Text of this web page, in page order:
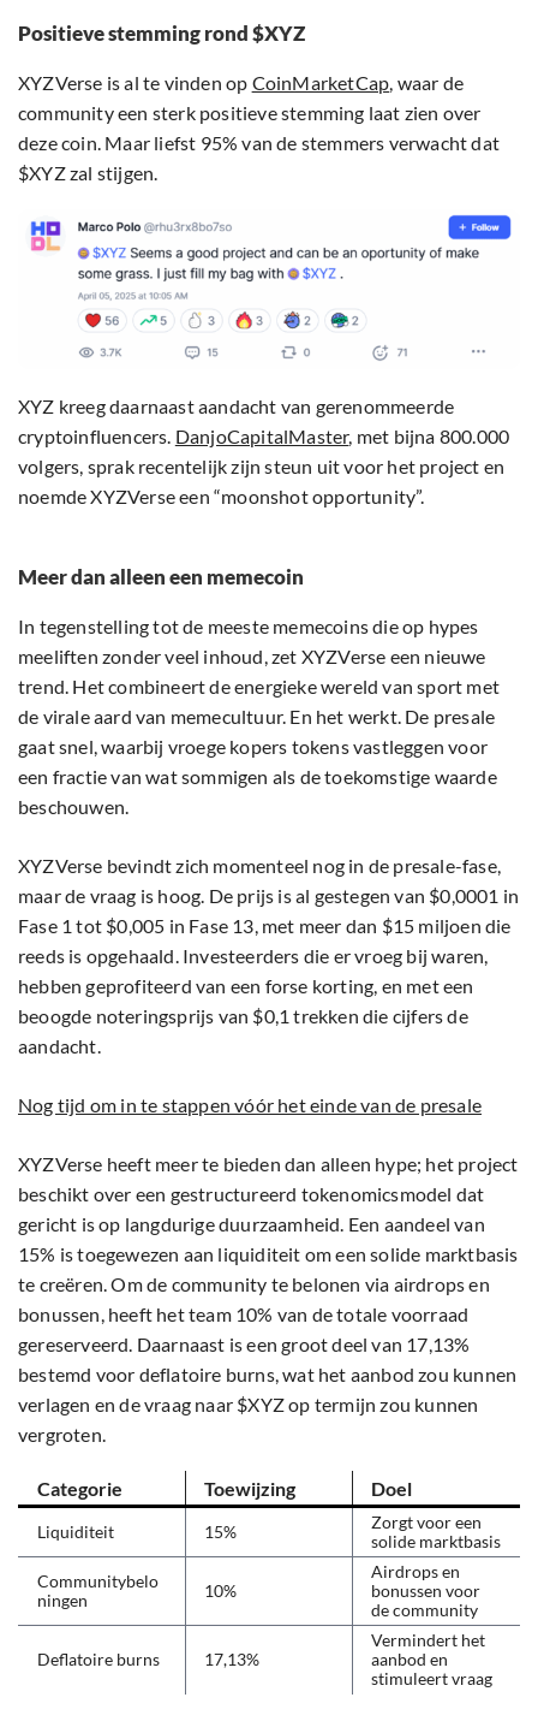
Positieve stemming rond $XYZ
XYZVerse is al te vinden op CoinMarketCap, waar de
community een sterk positieve stemming laat zien over
deze coin. Maar liefst 95% van de stemmers verwacht dat
$XYZ zal stijgen.
XYZ kreeg daarnaast aandacht van gerenommeerde
cryptoinfluencers. DanjoCapitalMaster, met bijna 800.000
volgers, sprak recentelijk zijn steun uit voor het project en
noemde XYZVerse een “moonshot opportunity”.
Meer dan alleen een memecoin
In tegenstelling tot de meeste memecoins die op hypes
meeliften zonder veel inhoud, zet XYZVerse een nieuwe
trend. Het combineert de energieke wereld van sport met
de virale aard van memecultuur. En het werkt. De presale
gaat snel, waarbij vroege kopers tokens vastleggen voor
een fractie van wat sommigen als de toekomstige waarde
beschouwen.
XYZVerse bevindt zich momenteel nog in de presale-fase,
maar de vraag is hoog. De prijs is al gestegen van $0,0001 in
Fase 1 tot $0,005 in Fase 13, met meer dan $15 miljoen die
reeds is opgehaald. Investeerders die er vroeg bij waren,
hebben geprofiteerd van een forse korting, en met een
beoogde noteringsprijs van $0,1 trekken die cijfers de
aandacht.
Nog tijd om in te stappen vóór het einde van de presale
XYZVerse heeft meer te bieden dan alleen hype; het project
beschikt over een gestructureerd tokenomicsmodel dat
gericht is op langdurige duurzaamheid. Een aandeel van
15% is toegewezen aan liquiditeit om een solide marktbasis
te creëren. Om de community te belonen via airdrops en
bonussen, heeft het team 10% van de totale voorraad
gereserveerd. Daarnaast is een groot deel van 17,13%
bestemd voor deflatoire burns, wat het aanbod zou kunnen
verlagen en de vraag naar $XYZ op termijn zou kunnen
vergroten.
Categorie Toewijzing Doel
Liquiditeit 15%
Zorgt voor een
solide marktbasis
Communitybelo
ningen
10%
Airdrops en
bonussen voor
de community
Deflatoire burns 17,13%
Vermindert het
aanbod en
stimuleert vraag